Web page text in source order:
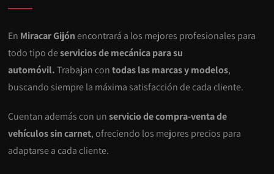
En Miracar Gijónencontrará a los mejores profesionales para
todo tipo deservicios de mecánica para su
automóvil.Trabajan contodas las marcas y modelos,
buscando siempre la máxima satisfacción de cada cliente.
Cuentan además con unservicio de compra-venta de
vehículos sin carnet, ofreciendo los mejores precios para
adaptarse a cada cliente.